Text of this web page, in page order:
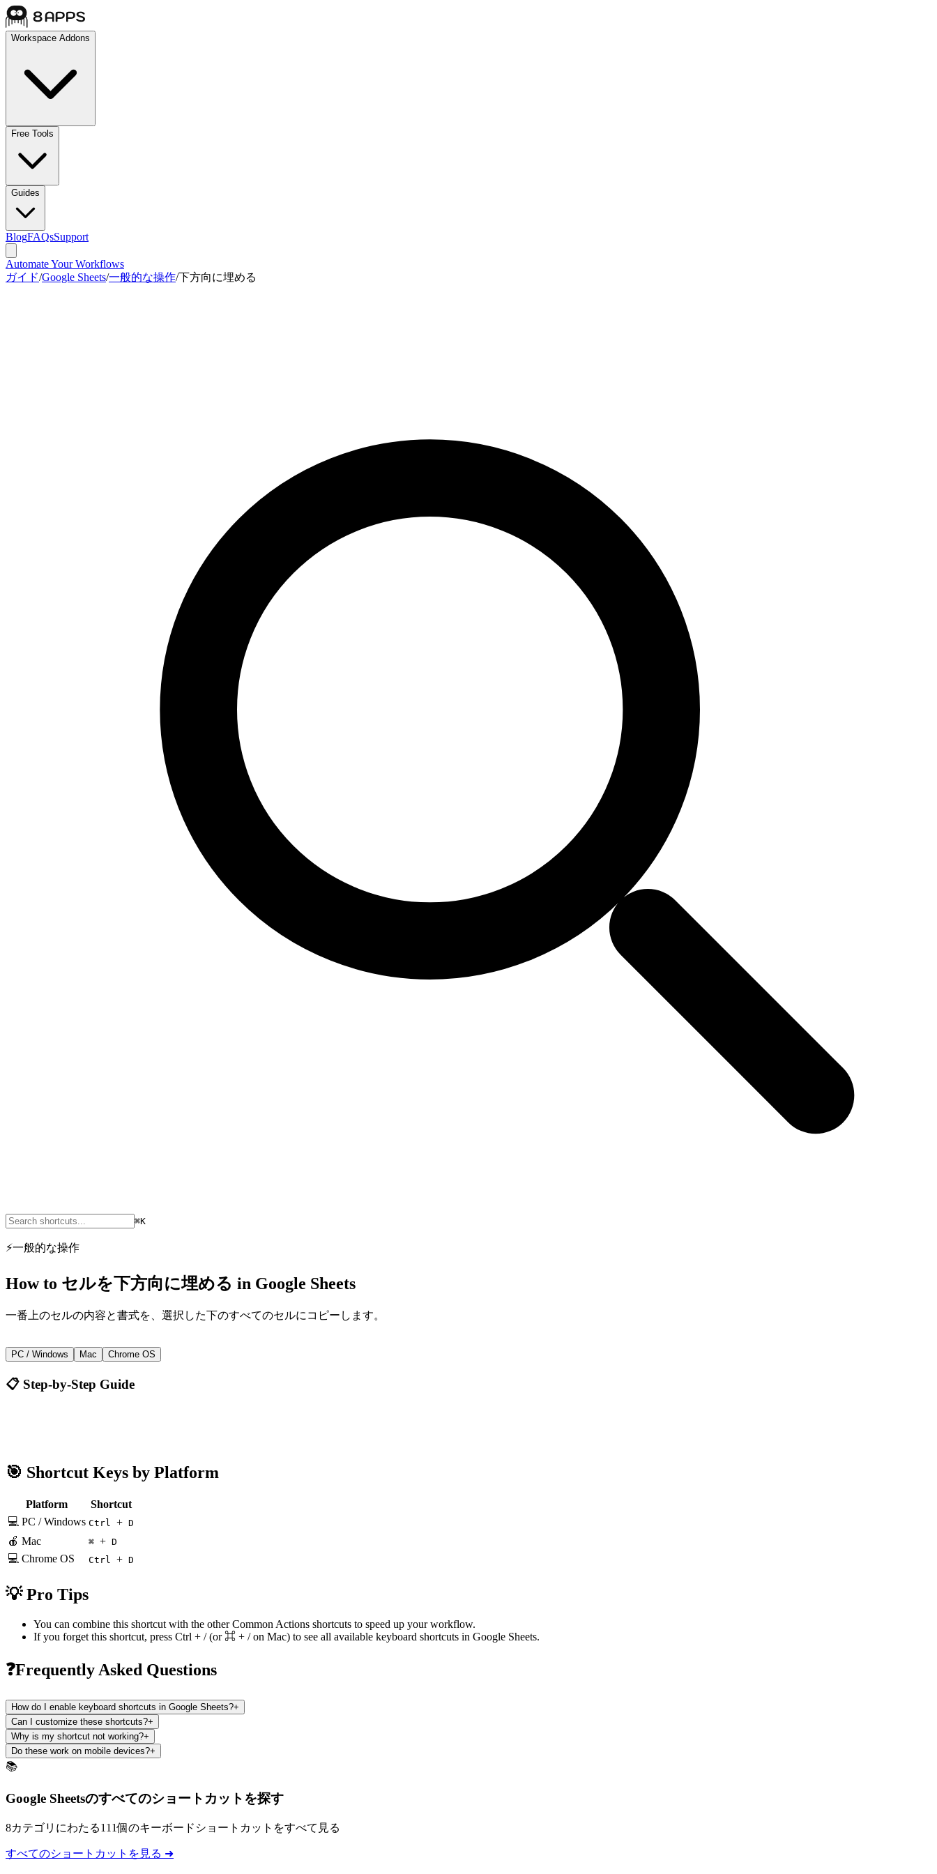
Workspace Addons
Free Tools
Guides
BlogFAQsSupport
Automate Your Workflows
ガイド/Google Sheets/一般的な操作/下方向に埋める
⌘K
⚡一般的な操作
How to セルを下方向に埋める in Google Sheets
一番上のセルの内容と書式を、選択した下のすべてのセルにコピーします。
Ctrl+D
PC / Windows Mac Chrome OS
📋 Step-by-Step Guide
🎯 Shortcut Keys by Platform
Platform
Shortcut
💻 PC / Windows Ctrl + D
🍎 Mac ⌘ + D
💻 Chrome OS Ctrl + D
💡 Pro Tips
You can combine this shortcut with the otherCommon Actions shortcuts to speed up your workflow.
If you forget this shortcut, press Ctrl + /(or ⌘ + /on Mac) to see all available keyboard shortcuts in Google Sheets.
❓Frequently Asked Questions
How do I enable keyboard shortcuts in Google Sheets?+
Can I customize these shortcuts?+
Why is my shortcut not working?+
Do these work on mobile devices?+
📚
Google Sheetsのすべてのショートカットを探す
8カテゴリにわたる111個のキーボードショートカットをすべて見る
すべてのショートカットを見る ➜